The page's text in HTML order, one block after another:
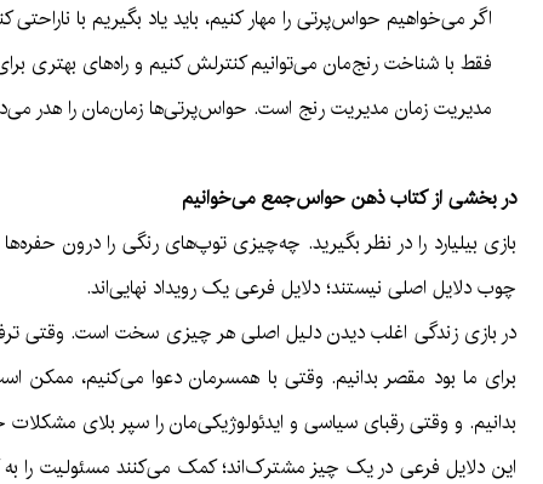
اگر می‌خواهیم حواس‌پرتی را مهار کنیم، باید یاد بگیریم با ناراحتی
فقط با شناخت رنج‌مان می‌توانیم کنترلش کنیم و راه‌های بهتری برای
مدیریت زمان مدیریت رنج است. حواس‌پرتی‌ها زمان‌مان را هدر می‌دهند
در بخشی از کتاب ذهن حواس‌جمع می‌خوانیم
بازی بیلیارد را در نظر بگیرید. چه‌چیزی توپ‌های رنگی را درون
چوب دلایل اصلی نیستند؛ دلایل فرعی یک رویداد نهایی‌اند.
در بازی زندگی اغلب دیدن دلیل اصلی هر چیزی سخت است. وقتی
برای ما بود مقصر بدانیم. وقتی با همسرمان دعوا می‌کنیم، ممکن
بدانیم. و وقتی رقبای سیاسی و ایدئولوژیکی‌مان را سپر بلای
این دلایل فرعی در یک چیز مشترک‌اند؛ کمک می‌کنند مسئولیت را به